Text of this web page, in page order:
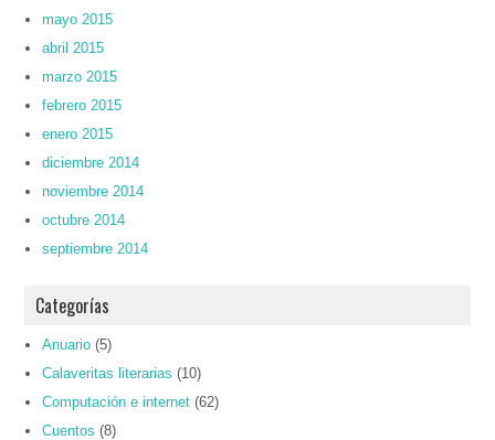
mayo 2015
abril 2015
marzo 2015
febrero 2015
enero 2015
diciembre 2014
noviembre 2014
octubre 2014
septiembre 2014
Categorías
Anuario (5)
Calaveritas literarias (10)
Computación e internet (62)
Cuentos (8)